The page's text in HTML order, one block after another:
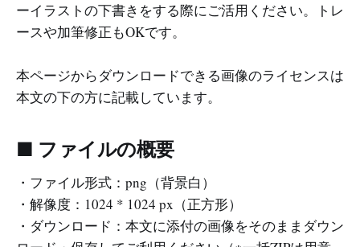
ーイラストの下書きをする際にご活用ください。トレ
ースや加筆修正もOKです。
本ページからダウンロードできる画像のライセンスは
本文の下の方に記載しています。
■ ファイルの概要
・ファイル形式：png（背景白）
・解像度：1024 * 1024 px（正方形）
・ダウンロード：本文に添付の画像をそのままダウン